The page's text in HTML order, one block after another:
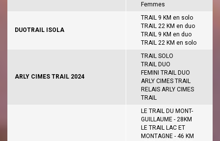
Femmes
DUOTRAIL ISOLA
TRAIL 9 KM en solo
TRAIL 22 KM en duo
TRAIL 9 KM en duo
TRAIL 22 KM en solo
ARLY CIMES TRAIL 2024
TRAIL SOLO
TRAIL DUO
FEMINI TRAIL DUO
ARLY CIMES TRAIL
RELAIS ARLY CIMES
TRAIL
LE TRAIL DU MONT-
GUILLAUME - 28KM
LE TRAIL LAC ET
MONTAGNE - 46 KM